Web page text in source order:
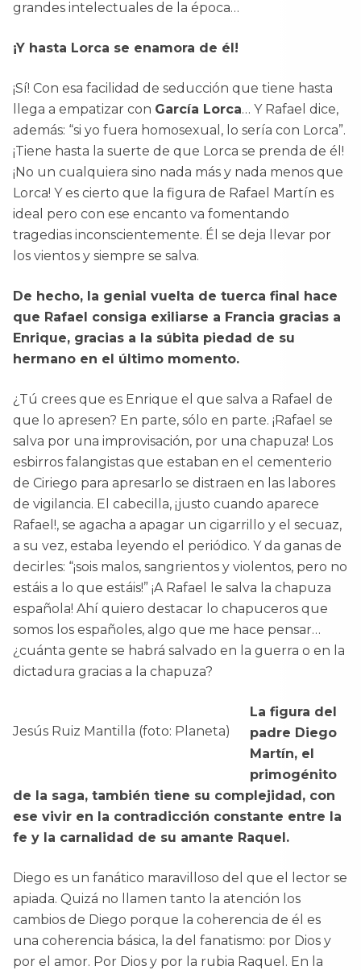
grandes intelectuales de la época…
¡Y hasta Lorca se enamora de él!
¡Sí! Con esa facilidad de seducción que tiene hasta
llega a empatizar con García Lorca… Y Rafael dice,
además: “si yo fuera homosexual, lo sería con Lorca”.
¡Tiene hasta la suerte de que Lorca se prenda de él!
¡No un cualquiera sino nada más y nada menos que
Lorca! Y es cierto que la figura de Rafael Martín es
ideal pero con ese encanto va fomentando
tragedias inconscientemente. Él se deja llevar por
los vientos y siempre se salva.
De hecho, la genial vuelta de tuerca final hace
que Rafael consiga exiliarse a Francia gracias a
Enrique, gracias a la súbita piedad de su
hermano en el último momento.
¿Tú crees que es Enrique el que salva a Rafael de
que lo apresen? En parte, sólo en parte. ¡Rafael se
salva por una improvisación, por una chapuza! Los
esbirros falangistas que estaban en el cementerio
de Ciriego para apresarlo se distraen en las labores
de vigilancia. El cabecilla, ¡justo cuando aparece
Rafael!, se agacha a apagar un cigarrillo y el secuaz,
a su vez, estaba leyendo el periódico. Y da ganas de
decirles: “¡sois malos, sangrientos y violentos, pero no
estáis a lo que estáis!” ¡A Rafael le salva la chapuza
española! Ahí quiero destacar lo chapuceros que
somos los españoles, algo que me hace pensar…
¿cuánta gente se habrá salvado en la guerra o en la
dictadura gracias a la chapuza?
Jesús Ruiz Mantilla (foto: Planeta)
La figura del
padre Diego
Martín, el
primogénito
de la saga, también tiene su complejidad, con
ese vivir en la contradicción constante entre la
fe y la carnalidad de su amante Raquel.
Diego es un fanático maravilloso del que el lector se
apiada. Quizá no llamen tanto la atención los
cambios de Diego porque la coherencia de él es
una coherencia básica, la del fanatismo: por Dios y
por el amor. Por Dios y por la rubia Raquel. En la